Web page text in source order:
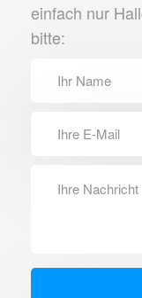
einfach nur
bitte: